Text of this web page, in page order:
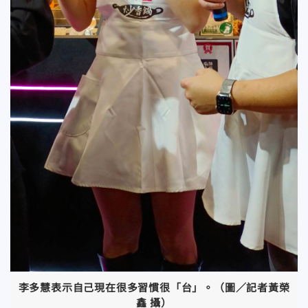
李多慧表示自己現在很多習慣很「台」。（圖／記者黃榮
鑫 攝）